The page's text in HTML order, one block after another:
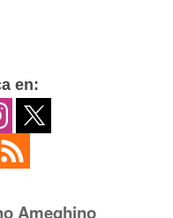
en:
Ameghino